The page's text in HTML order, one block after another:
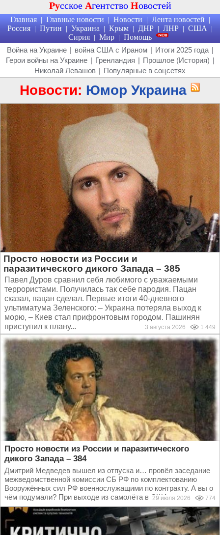
Русское Агентство Новостей
Главная | Главные новости | Новости | Лента новостей |
Россия | Путин | Украина | Крым | ДНР | ЛНР | США |
Сирия | Мир | Помощь
Война на Украине | война США с Ираном | Итоги 2025 года |
Герои войны на Украине | Гренландия | Прошлое (История) |
Николай Левашов | Популярные в соцсетях
Новости: Юмор Украина
Просто новости из России и
паразитического дикого Запада – 385
Павел Дуров сравнил себя любимого с уважаемыми
террористами. Получилась так себе пародия. Пацан
сказал, пацан сделал. Первые итоги 40-дневного
ультиматума Зеленского: – Украина потеряла выход к
морю, – Киев стал прифронтовым городом. Пашинян
приступил к плану...
3 августа 2026 1 449
Просто новости из России и паразитического
дикого Запада – 384
Дмитрий Медведев вышел из отпуска и… провёл заседание
межведомственной комиссии СБ РФ по комплектованию
Вооружённых сил РФ военнослужащими по контракту. А вы о
чём подумали? При выходе из самолёта в США...
29 июля 2026 774